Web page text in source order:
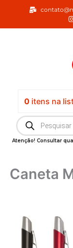
o
0itens na
Pesquisar
produtos
Atenção! Consultar
Caneta